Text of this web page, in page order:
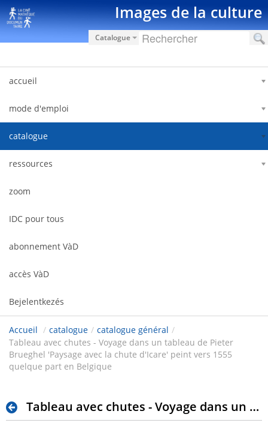
Ugrás a tartalomhoz Images de la culture
Catalogue
accueil
mode d'emploi
catalogue
ressources
zoom
IDC pour tous
abonnement VàD
accès VàD
Bejelentkezés
Accueil / catalogue / catalogue général /
Tableau avec chutes - Voyage dans un tableau de Pieter
Brueghel 'Paysage avec la chute d'Icare' peint vers 1555
quelque part en Belgique
Tableau avec chutes - Voyage dans un tableau de Pieter Brueghel 'Paysage avec la chute d'Icare' peint vers 1555 quelque part en Belgique